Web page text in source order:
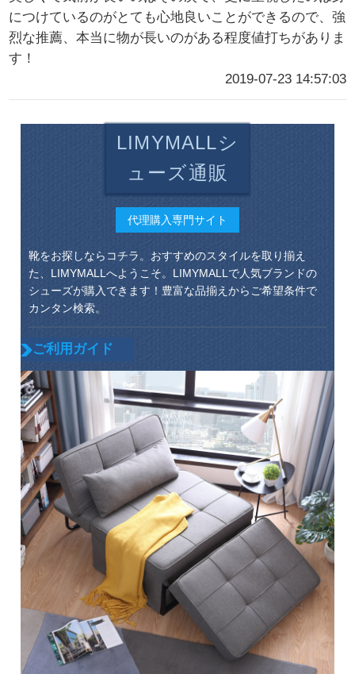
につけているのがとても心地良いことができるので、強
烈な推薦、本当に物が長いのがある程度値打ちがありま
す！
2019-07-23 14:57:03
LIMYMALLシ
ューズ通販
代理購入専門サイト
靴をお探しならコチラ。おすすめのスタイルを取り揃え
た、LIMYMALLへようこそ。LIMYMALLで人気ブランドの
シューズが購入できます！豊富な品揃えからご希望条件で
カンタン検索。
ご利用ガイド